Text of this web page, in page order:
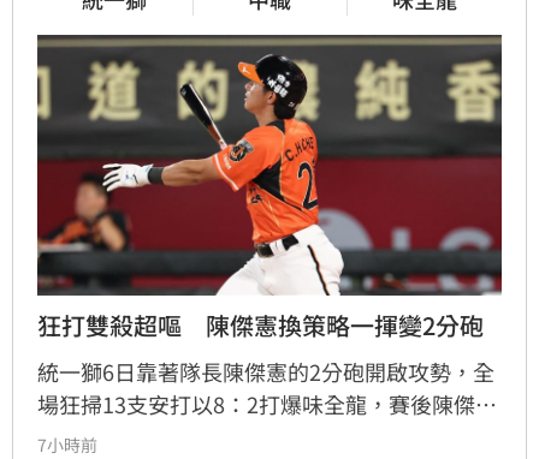
狂打雙殺超嘔　陳傑憲換策略一揮變2分砲
統一獅6日靠著隊長陳傑憲的2分砲開啟攻勢，全
場狂掃13支安打以8：2打爆味全龍，賽後陳傑憲
透露因為上週末自己擊出太多雙殺，當時上場只
7小時前